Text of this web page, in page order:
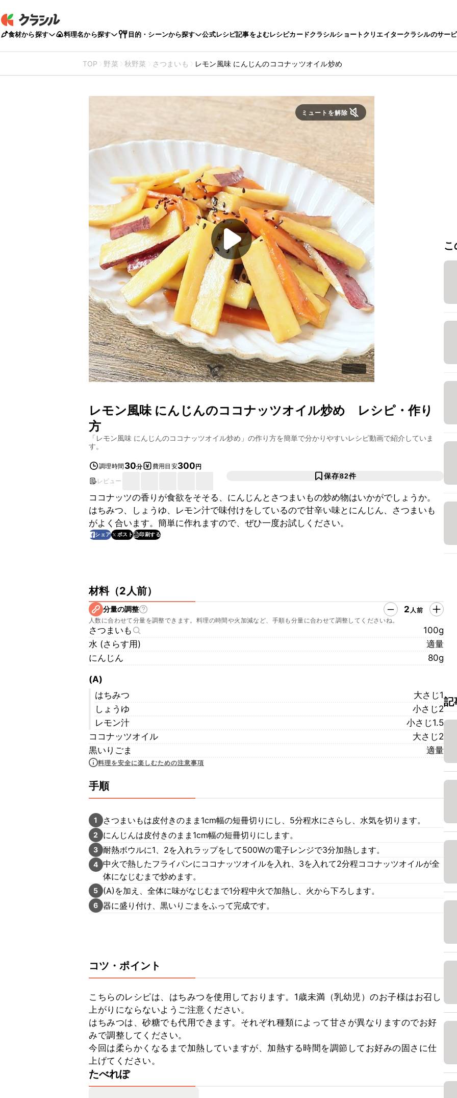
食材から探す 料理名から探す 目的・シーンから探す 公式レシピ記事をよむレシピカードクラシルショートクリエイタークラシルのサー
TOP 野菜 秋野菜 さつまいも レモン風味 にんじんのココナッツオイル炒め
ミュートを解除
レモン風味 にんじんのココナッツオイル炒め レシピ・作り
方
「レモン風味 にんじんのココナッツオイル炒め 」の作り方を簡単で分かりやすいレシピ動画で紹介していま
す。
調理時間 30分 費用目安300円
レビュー
保存82件
ココナッツの香りが食欲をそそる、にんじんとさつまいもの炒め物はいかがでしょうか。
はちみつ、しょうゆ、レモン汁で味付けをしているので甘辛い味とにんじん、さつまいも
がよく合います。簡単に作れますので、ぜひ一度お試しください。
シェア ポスト 印刷する
材料（2人前）
分量の調整 2 人前
人数に合わせて分量を調整できます。料理の時間や火加減など、手順も分量に合わせて調整してくださいね。
さつまいも
100g
水 (さらす用)
適量
にんじん
80g
(A)
はちみつ
大さじ1
しょうゆ
小さじ2
レモン汁
小さじ1.5
ココナッツオイル
大さじ2
黒いりごま
適量
料理を安全に楽しむための注意事項
手順
1 さつまいもは皮付きのまま1cm幅の短冊切りにし、5分程水にさらし、水気を切ります。
2 にんじんは皮付きのまま1cm幅の短冊切りにします。
3 耐熱ボウルに1、2を入れラップをして500Wの電子レンジで3分加熱します。
4 中火で熱したフライパンにココナッツオイルを入れ、3を入れて2分程ココナッツオイルが全
体になじむまで炒めます。
5 (A)を加え、全体に味がなじむまで1分程中火で加熱し、火から下ろします。
6 器に盛り付け、黒いりごまをふって完成です。
コツ・ポイント
こちらのレシピは、はちみつを使用しております。1歳未満（乳幼児）のお子様はお召し
上がりにならないようご注意ください。
はちみつは、砂糖でも代用できます。それぞれ種類によって甘さが異なりますのでお好
みで調整してください。
今回は柔らかくなるまで加熱していますが、加熱する時間を調節してお好みの固さに仕
上げてください。
たべれぽ
記